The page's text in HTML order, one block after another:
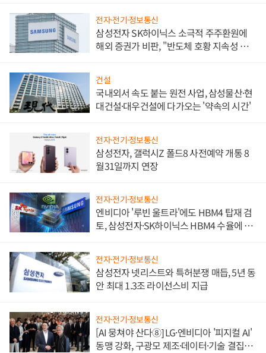
전자·전기·정보통신
삼성전자 SK하이닉스 소극적 주주환원에
해외 증권가 비판, "반도체 호황 지속성 의
건설
국내외서 속도 붙는 원전 사업, 삼성물산·현
대건설·대우건설에 다가오는 '약속의 시간'
전자·전기·정보통신
삼성전자, 갤럭시Z 폴드8 사전예약 개통 8
월31일까지 연장
전자·전기·정보통신
엔비디아 '루빈 울트라'에도 HBM4 탑재 검
토, 삼성전자·SK하이닉스 HBM4 수율에 주
전자·전기·정보통신
삼성전자 넷리스트와 특허분쟁 매듭, 5년 동
안 최대 1.3조 라이선스비 지급
전자·전기·정보통신
[AI 뭉쳐야 산다⑧] LG·엔비디아 '피지컬 AI'
동맹 강화, 구광모 제조·데이터·기술 결집